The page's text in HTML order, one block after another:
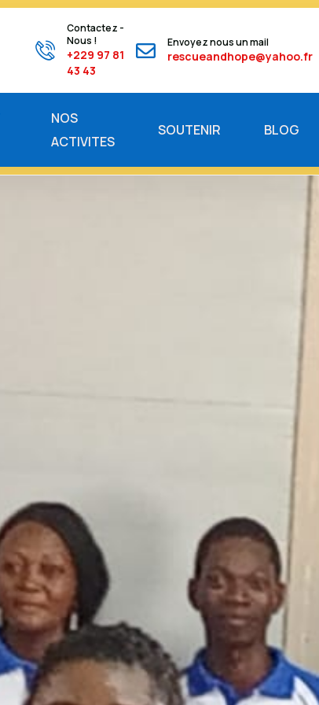
Contactez -
Nous !
+229 97 81
43 43
Envoyez nous un mail
rescueandhope@yahoo.fr
NOS
ACTIVITES
SOUTENIR BLOG